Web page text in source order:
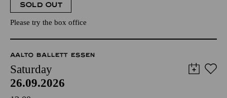
SOLD OUT
Please try the box office
AALTO BALLETT ESSEN
Saturday
26.09.2026